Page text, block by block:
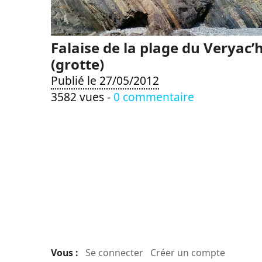
Falaise de la plage du
(grotte)
Publié le 27/05/2012
3582 vues - 0 commentaire
Vous : Se connecter Créer un compte